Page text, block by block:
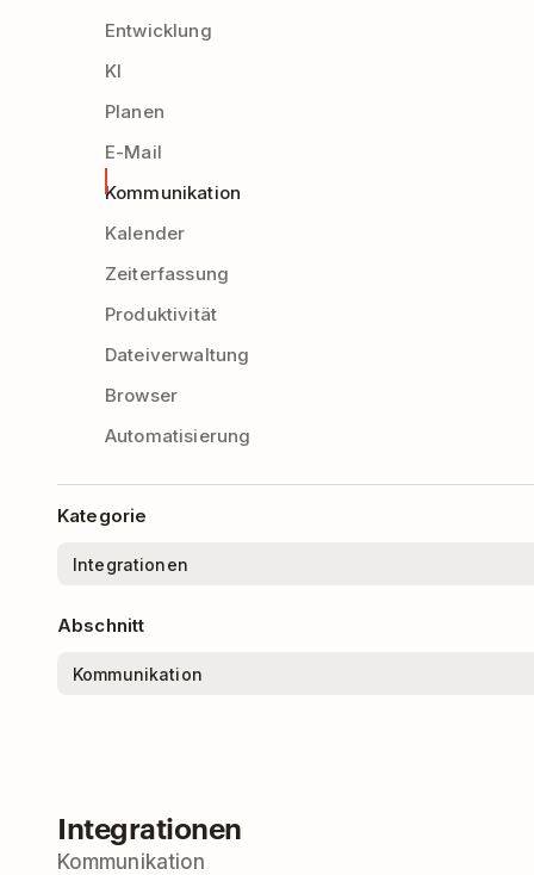
Entwicklung
KI
Planen
E-Mail
Kommunikation
Kalender
Zeiterfassung
Produktivität
Dateiverwaltung
Browser
Automatisierung
Kategorie
Abschnitt
Integrationen
Kommunikation